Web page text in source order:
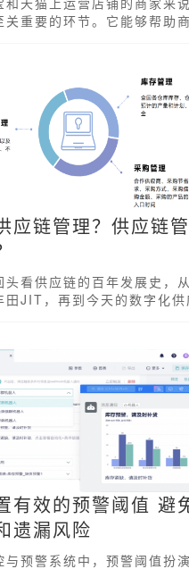
关重要的环节。它能够帮助
分析平台，正是淘宝和天猫商
营的强大后盾。
应链管理？供应链
头看供应链的百年发展史，
田JIT，再到今天的数字化供
切打通，让「造」和「要」之
更准、更稳、更省钱。
有效的预警阈值 避
遗漏风险
与预警系统中，预警阈值扮